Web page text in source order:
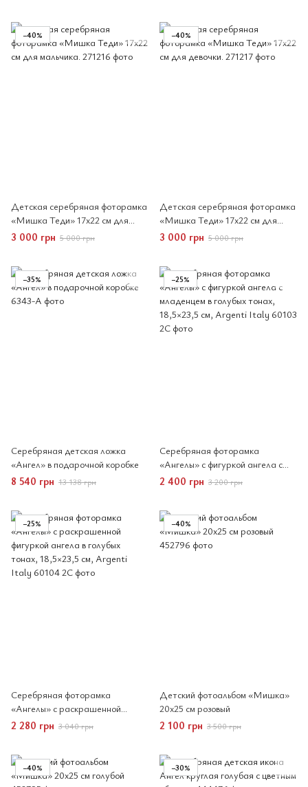
−40%
Детская серебряная фоторамка
«Мишка Теди» 17x22 см для
мальчика.
3 000 грн 5 000 грн
−40%
Детская серебряная фоторамка
«Мишка Теди» 17x22 см для
девочки.
3 000 грн 5 000 грн
−35%
Серебряная детская ложка
«Ангел» в подарочной коробке
8 540 грн 13 138 грн
−25%
Серебряная фоторамка
«Ангелы» с фигуркой ангела с
младенцем в голубых тонах,
18,5×23,5 см, Argenti Italy
2 400 грн 3 200 грн
−25%
Серебряная фоторамка
«Ангелы» с раскрашенной
фигуркой ангела в голубых
тонах, 18,5×23,5 см, Argenti
2 280 грн 3 040 грн
−40%
Детский фотоальбом «Мишка»
20x25 см розовый
2 100 грн 3 500 грн
−40% −30%